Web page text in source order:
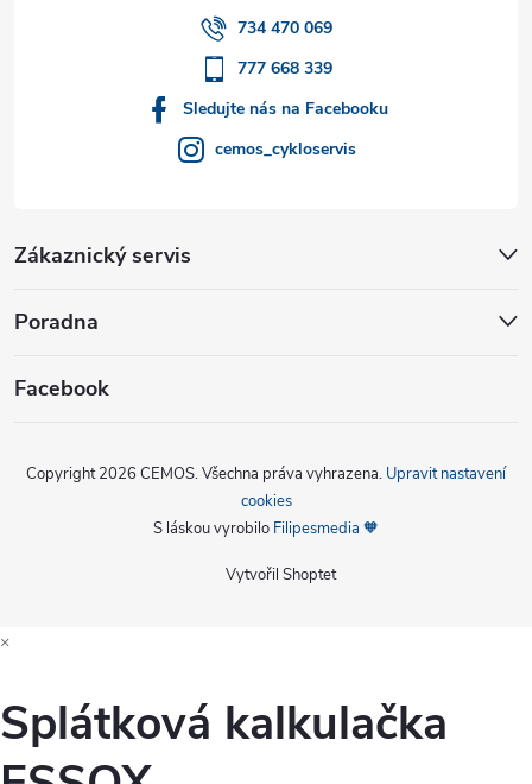
734 470 069
777 668 339
Sledujte nás na Facebooku
cemos_cykloservis
Zákaznický servis
Poradna
Facebook
Vytvořil Shoptet
Copyright 2026 CEMOS. Všechna práva vyhrazena. Upravit nastavení
cookies
S láskou vyrobilo Filipesmedia 🧡
×
Splátková kalkulačka